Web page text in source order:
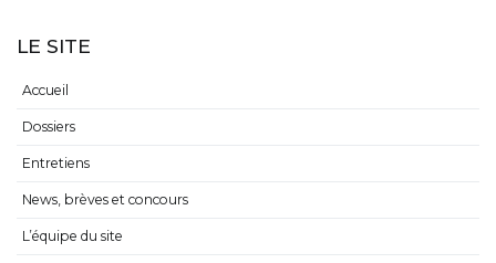
LE SITE
Accueil
Dossiers
Entretiens
News, brèves et concours
L’équipe du site